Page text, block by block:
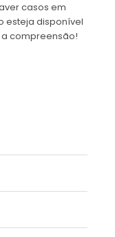
casos em
esteja disponível
compreensão!